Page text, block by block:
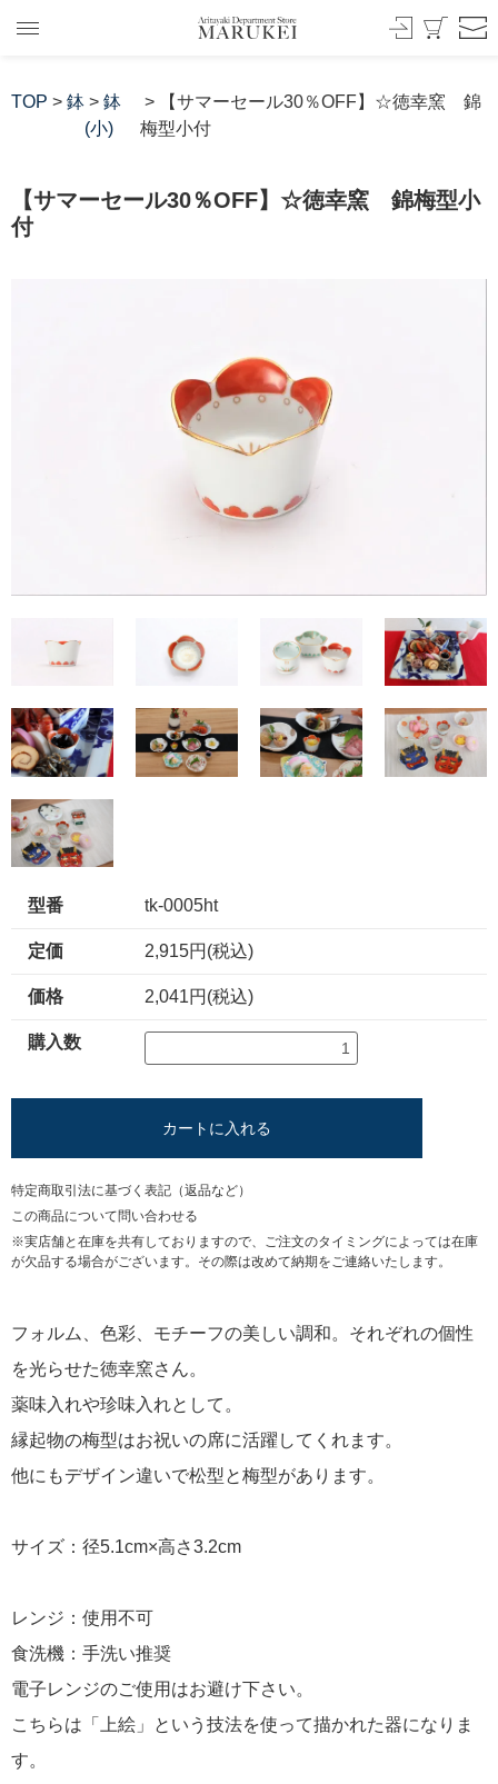
TOP > 鉢 > 鉢
(小)
> 【サマーセール30％OFF】☆徳幸窯 錦
梅型小付
【サマーセール30％OFF】☆徳幸窯 錦梅型小
付
型番 tk-0005ht
定価 2,915円(税込)
価格 2,041円(税込)
購入数
カートに入れる
特定商取引法に基づく表記（返品など）
この商品について問い合わせる
※実店舗と在庫を共有しておりますので、ご注文のタイミングによっては在庫
が欠品する場合がございます。その際は改めて納期をご連絡いたします。
フォルム、色彩、モチーフの美しい調和。それぞれの個性
を光らせた徳幸窯さん。
薬味入れや珍味入れとして。
縁起物の梅型はお祝いの席に活躍してくれます。
他にもデザイン違いで松型と梅型があります。
サイズ：径5.1cm×高さ3.2cm
レンジ：使用不可
食洗機：手洗い推奨
電子レンジのご使用はお避け下さい。
こちらは「上絵」という技法を使って描かれた器になりま
す。